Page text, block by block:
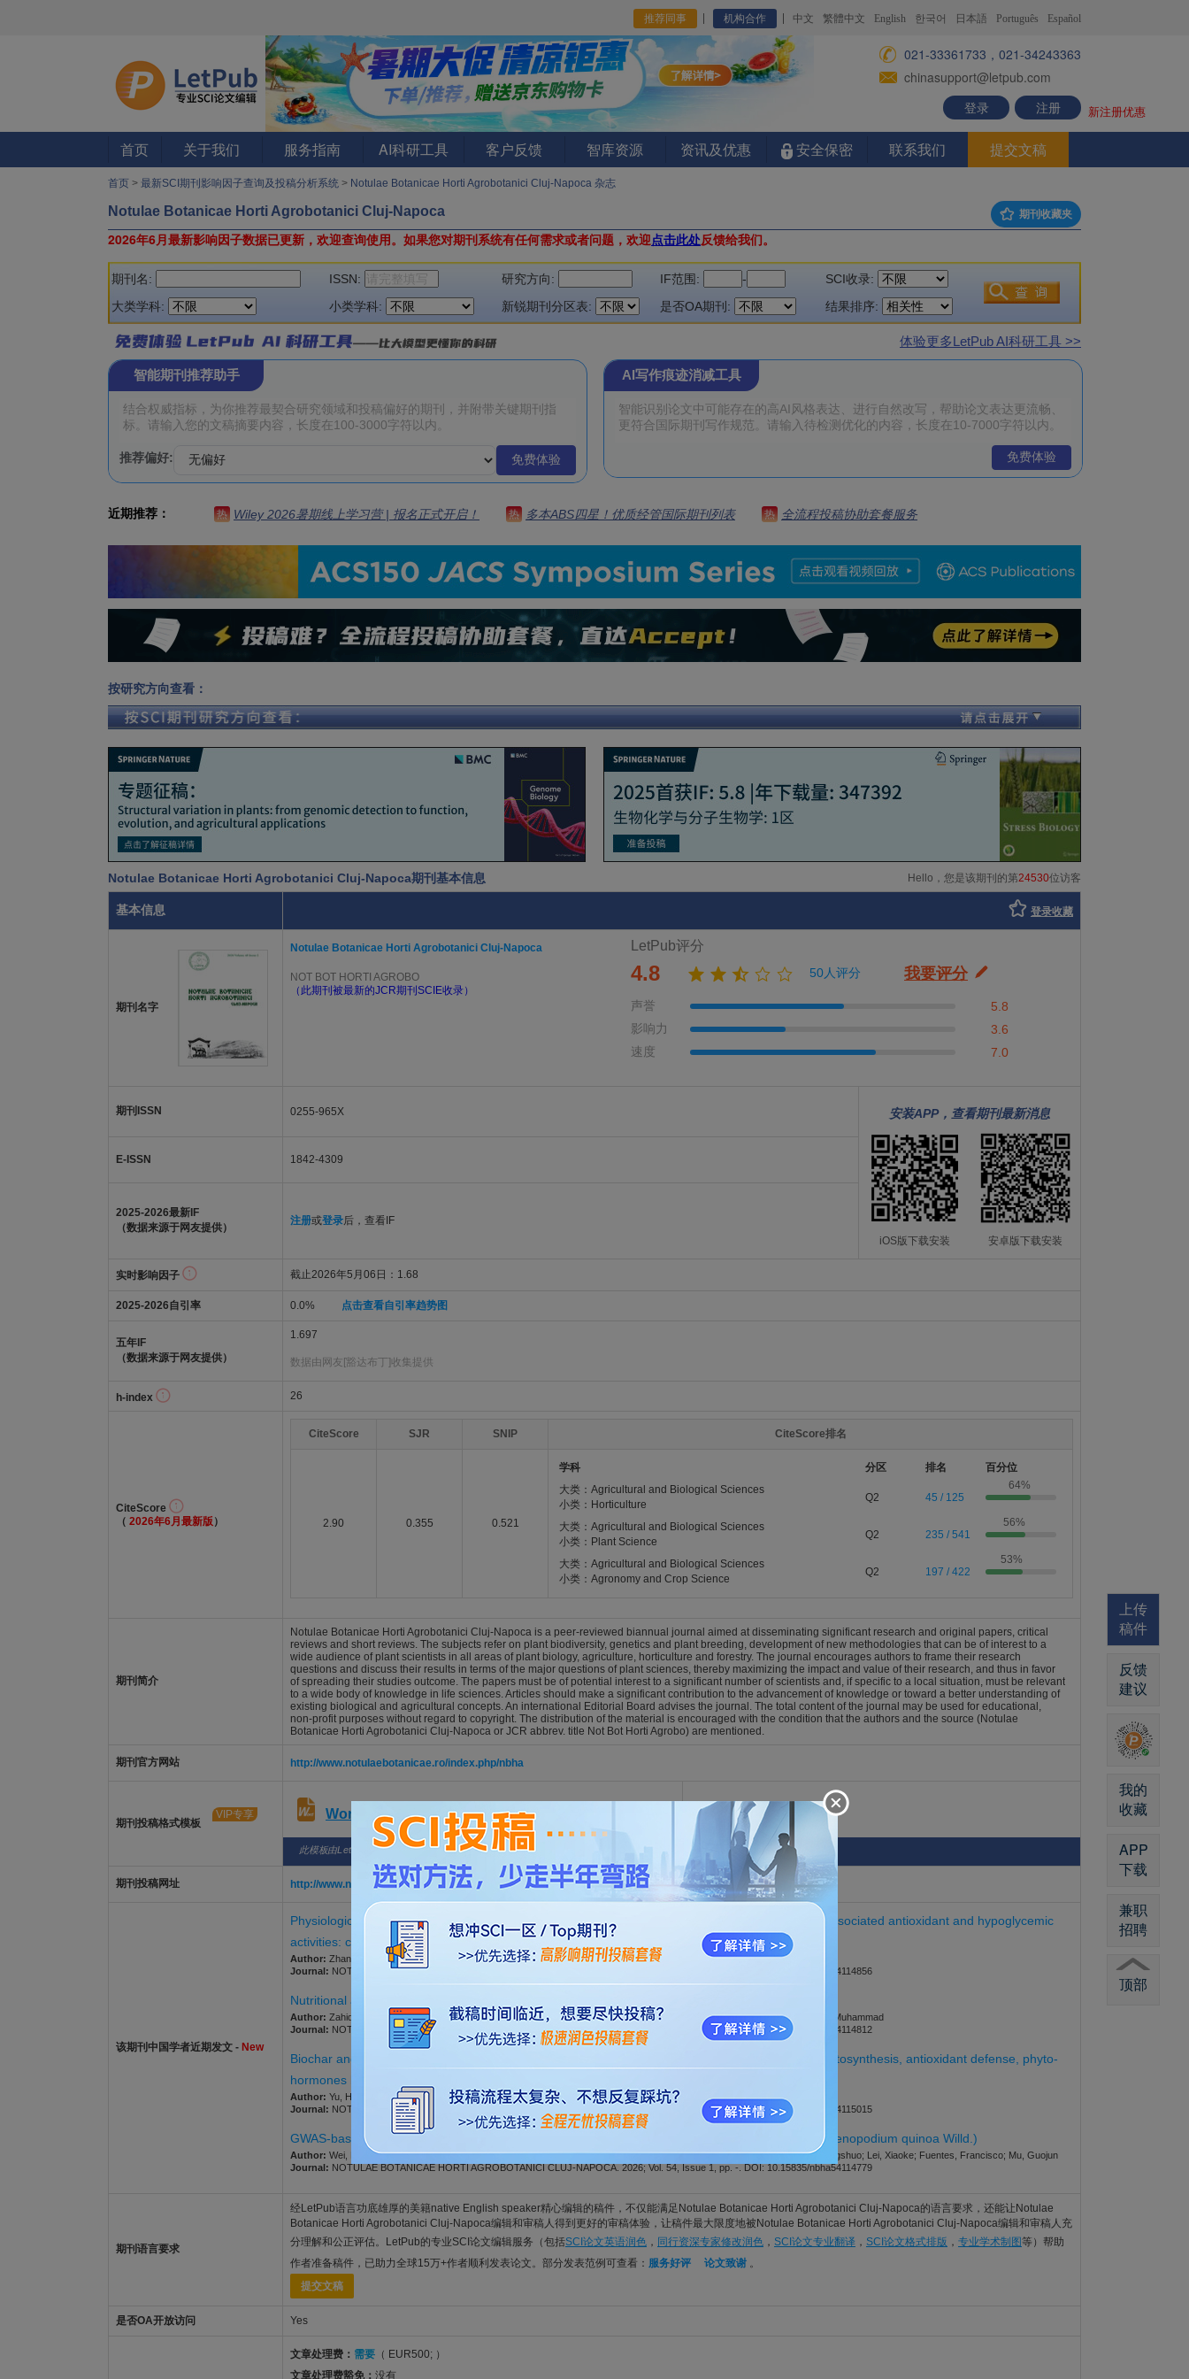
推荐同事 机构合作 中文 繁體中文 English 한국어 日本語 Português Español
021-33361733，021-34243363
chinasupport@letpub.com
登录
注册 新注册优惠
首页 关于我们 服务指南 AI科研工具 客户反馈 智库资源 资讯及优惠 安全保密 联系我们 提交文稿
首页 > 最新SCI期刊影响因子查询及投稿分析系统 > Notulae Botanicae Horti Agrobotanici Cluj-Napoca 杂志
Notulae Botanicae Horti Agrobotanici Cluj-Napoca 期刊收藏夹
2026年6月最新影响因子数据已更新，欢迎查询使用。 如果您对期刊系统有任何需求或者问题，欢迎点击此处反馈给我们。
期刊名: ISSN: 研究方向: IF范围: -
SCI收录:
大类学科:
小类学科: 新锐期刊分区表: 是否OA期刊: 结果排序:
体验更多LetPub AI科研工具 >>
智能期刊推荐助手
推荐偏好: 免费体验
AI写作痕迹消减工具
免费体验
近期推荐： 热 Wiley 2026暑期线上学习营 | 报名正式开启！ 热 多本ABS四星！优质经管国际期刊列表 热 全流程投稿协助套餐服务
按研究方向查看：
Notulae Botanicae Horti Agrobotanici Cluj-Napoca期刊基本信息 Hello，您是该期刊的第24530位访客
基本信息 登录收藏
期刊名字
Notulae Botanicae Horti Agrobotanici Cluj-Napoca
NOT BOT HORTI AGROBO
（此期刊被最新的JCR期刊SCIE收录）
LetPub评分
4.8 50人评分 我要评分
声誉
5.8
影响力
3.6
速度
7.0
期刊ISSN 0255-965X 安装APP，查看期刊最新消息
iOS版下载安装 安卓版下载安装
E-ISSN 1842-4309
2025-2026最新IF
（数据来源于网友提供）
注册或登录后，查看IF
实时影响因子 截止2026年5月06日：1.68
2025-2026自引率 0.0% 点击查看自引率趋势图
五年IF
（数据来源于网友提供）
1.697
数据由网友[豁达布丁]收集提供
h-index 26
CiteScore
（ 2026年6月最新版 ）
CiteScore SJR SNIP CiteScore排名
2.90 0.355 0.521
学科 分区 排名
百分位
大类：Agricultural and Biological Sciences
小类：Horticulture
Q2 45 / 125
64%
大类：Agricultural and Biological Sciences
小类：Plant Science
Q2 235 / 541
56%
大类：Agricultural and Biological Sciences
小类：Agronomy and Crop Science
Q2 197 / 422
53%
期刊简介
Notulae Botanicae Horti Agrobotanici Cluj-Napoca is a peer-reviewed biannual journal aimed at disseminating significant research and original papers, critical
reviews and short reviews. The subjects refer on plant biodiversity, genetics and plant breeding, development of new methodologies that can be of interest to a
wide audience of plant scientists in all areas of plant biology, agriculture, horticulture and forestry. The journal encourages authors to frame their research
questions and discuss their results in terms of the major questions of plant sciences, thereby maximizing the impact and value of their research, and thus in favor
of spreading their studies outcome. The papers must be of potential interest to a significant number of scientists and, if specific to a local situation, must be relevant
to a wide body of knowledge in life sciences. Articles should make a significant contribution to the advancement of knowledge or toward a better understanding of
existing biological and agricultural concepts. An international Editorial Board advises the journal. The total content of the journal may be used for educational,
non-profit purposes without regard to copyright. The distribution of the material is encouraged with the condition that the authors and the source (Notulae
Botanicae Horti Agrobotanici Cluj-Napoca or JCR abbrev. title Not Bot Horti Agrobo) are mentioned.
期刊官方网站 http://www.notulaebotanicae.ro/index.php/nbha
期刊投稿格式模板
VIP专享 Word版格式模板
此模板由LetPub整理，仅供参考。开通VIP可免费下载，并享1w+期刊模板资源。
期刊投稿网址 http://www.notulaebotanicae.ro/index.php/nbha/login
该期刊中国学者近期发文 - New
Physiological and biochemical adaptation of Phedimus aizoon L. to karst high-calcium soils and associated antioxidant and hypoglycemic
activities: comparison with normal soil
Author: Zhang, Ke; Luo, Chong
Journal: NOTULAE BOTANICAE HORTI AGROBOTANICI CLUJ-NAPOCA. 2026; Vol. 54, Issue 1, pp. -. DOI: 10.15835/nbha54114856
Nutritional and phytochemical profiling of regional chilli genotypes grown under tunnel conditions
Author: Zahid, Anam; Yike, Gao; Fozia; Ramzan, Muhammad; Munawar, Muneeb; Nadeem, Kashif; Chishti, Saeed A.S.; Uzair, Muhammad
Journal: NOTULAE BOTANICAE HORTI AGROBOTANICI CLUJ-NAPOCA. 2026; Vol. 54, Issue 1, pp. -. DOI: 10.15835/nbha54114812
Biochar and silicon oxide nanoparticles ameliorate micro-plastic stress in alfalfa by enhancing photosynthesis, antioxidant defense, phyto-
hormones balance and soil quality
Author: Yu, Hong-zhu; Guo, Li; He, Li-Jie; Li, Xin; Hu, Xin-Yu; Deng, Yi-XI; Sheng, Mo-Ye; Tingting, Guo; Gao, Zhan-Wu
Journal: NOTULAE BOTANICAE HORTI AGROBOTANICI CLUJ-NAPOCA. 2026; Vol. 54, Issue 1, pp. -. DOI: 10.15835/nbha54115015
GWAS-based SNP-Trait associations and drought-stressed physiological responses in quinoa (Chenopodium quinoa Willd.)
Author: Wei, Boxiang; Wang, Xiaoxia; Lv, Wei; Lu, Chuan; Li, Yang; Cui, Yanru; Wang, Mei; Wei, Zhimin; Li, Mengqi; Zhang, Jiangshuo; Lei, Xiaoke; Fuentes, Francisco; Mu, Guojun
Journal: NOTULAE BOTANICAE HORTI AGROBOTANICI CLUJ-NAPOCA. 2026; Vol. 54, Issue 1, pp. -. DOI: 10.15835/nbha54114779
期刊语言要求
经LetPub语言功底雄厚的美籍native English speaker精心编辑的稿件，不仅能满足Notulae Botanicae Horti Agrobotanici Cluj-Napoca的语言要求，还能让Notulae
Botanicae Horti Agrobotanici Cluj-Napoca编辑和审稿人得到更好的审稿体验，让稿件最大限度地被Notulae Botanicae Horti Agrobotanici Cluj-Napoca编辑和审稿人充
分理解和公正评估。LetPub的专业SCI论文编辑服务（包括SCI论文英语润色 ， 同行资深专家修改润色 ， SCI论文专业翻译 ， SCI论文格式排版 ， 专业学术制图等）帮助
作者准备稿件，已助力全球15万+作者顺利发表论文。部分发表范例可查看： 服务好评 论文致谢 。
提交文稿
是否OA开放访问 Yes
文章处理费： 需要 （ EUR500; ）
文章处理费豁免： 没有
上传
稿件
反馈
建议
我的
收藏
APP
下载
兼职
招聘
顶部